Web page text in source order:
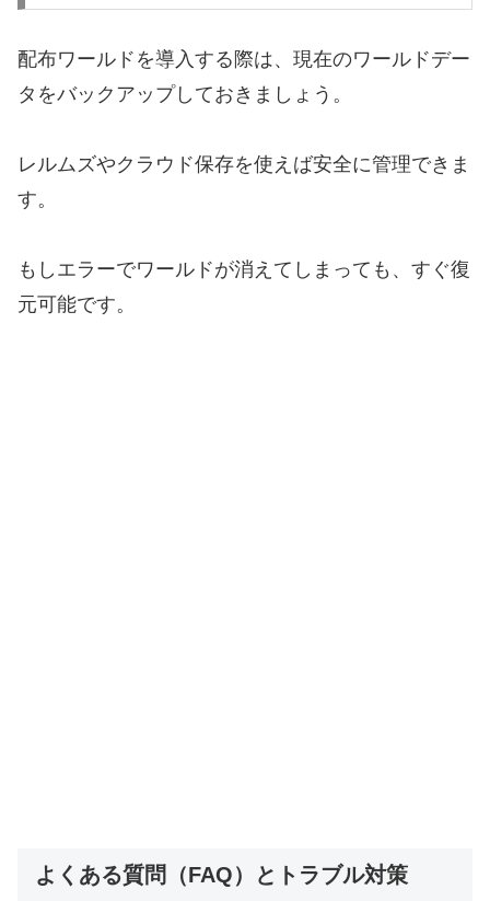
配布ワールドを導入する際は、現在のワールドデー
タをバックアップしておきましょう。
レルムズやクラウド保存を使えば安全に管理できま
す。
もしエラーでワールドが消えてしまっても、すぐ復
元可能です。
よくある質問（FAQ）とトラブル対策